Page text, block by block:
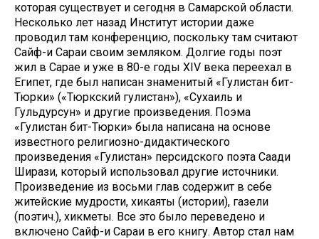
которая существует и сегодня в Самарской области.
Несколько лет назад Институт истории даже
проводил там конференцию, поскольку там считают
Сайф-и Сараи своим земляком. Долгие годы поэт
жил в Сарае и уже в 80-е годы XIV века переехал в
Египет, где был написан знаменитый «Гулистан бит-
Тюрки» («Тюркский гулистан»), «Сухаиль и
Гульдурсун» и другие произведения. Поэма
«Гулистан бит-Тюрки» была написана на основе
известного религиозно-дидактического
произведения «Гулистан» персидского поэта Саади
Ширази, который использовал другие источники.
Произведение из восьми глав содержит в себе
житейские мудрости, хикаяты (истории), газели
(поэтич.), хикметы. Все это было переведено и
включено Сайф-и Сараи в его книгу. Автор стал нам